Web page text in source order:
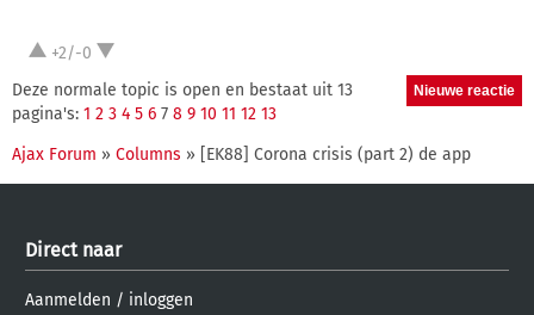
+2/-0
Deze normale topic is open en bestaat uit 13
pagina's: 1 2 3 4 5 6 7 8 9 10 11 12 13
Ajax Forum » Columns » [EK88] Corona crisis (part 2) de app
Direct naar
Aanmelden / inloggen